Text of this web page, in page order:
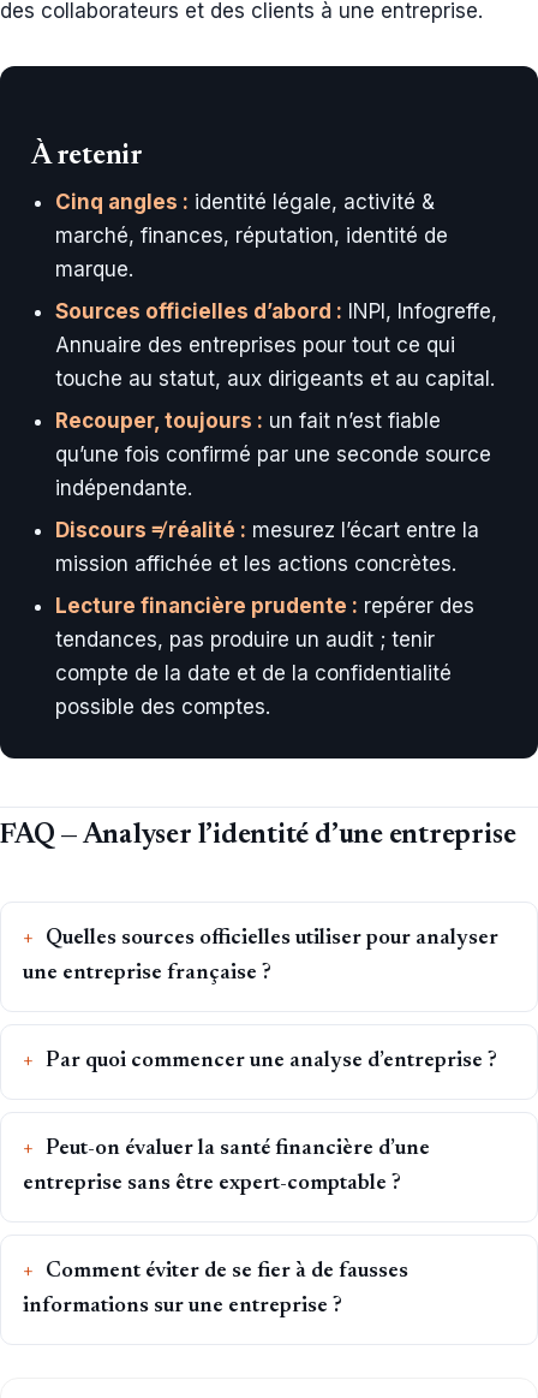
des collaborateurs et des clients à une entreprise.
À retenir
Cinq angles : identité légale, activité &
marché, finances, réputation, identité de
marque.
Sources officielles d’abord : INPI, Infogreffe,
Annuaire des entreprises pour tout ce qui
touche au statut, aux dirigeants et au capital.
Recouper, toujours : un fait n’est fiable
qu’une fois confirmé par une seconde source
indépendante.
Discours ≠ réalité : mesurez l’écart entre la
mission affichée et les actions concrètes.
Lecture financière prudente : repérer des
tendances, pas produire un audit ; tenir
compte de la date et de la confidentialité
possible des comptes.
FAQ — Analyser l’identité d’une entreprise
Quelles sources officielles utiliser pour analyser
une entreprise française ?
Par quoi commencer une analyse d’entreprise ?
Peut-on évaluer la santé financière d’une
entreprise sans être expert-comptable ?
Comment éviter de se fier à de fausses
informations sur une entreprise ?